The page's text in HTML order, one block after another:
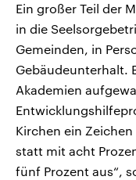
Ein großer Teil der
in die
Gemeinden, in
Gebäudeunterhalt.
Akademien
Kirchen ein
statt mit acht
fünf Prozent aus“,